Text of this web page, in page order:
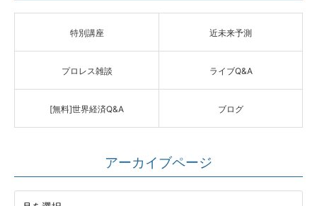
特別講座 近未来予測
プロレス雑談 ライブQ&A
[無料]世界経済Q&A ブログ
アーカイブページ